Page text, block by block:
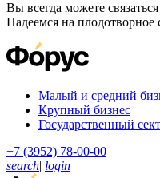
Вы всегда можете
Надеемся на плодотворное
Малый и средний
Крупный бизнес
Государственный
+7 (3952) 78-00-00
search| login